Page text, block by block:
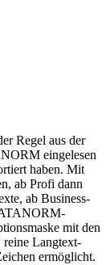
Regel aus der
eingelesen
haben. Mit
ab Profi dann
ab Business-
mit den
Langtext-
ermöglicht.